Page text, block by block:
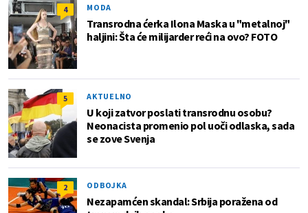
4 MODA
Transrodna ćerka Ilona Maska u "metalnoj"
haljini: Šta će milijarder reći na ovo? FOTO
5 AKTUELNO
U koji zatvor poslati transrodnu osobu?
Neonacista promenio pol uoči odlaska, sada
se zove Svenja
2 ODBOJKA
Nezapamćen skandal: Srbija poražena od